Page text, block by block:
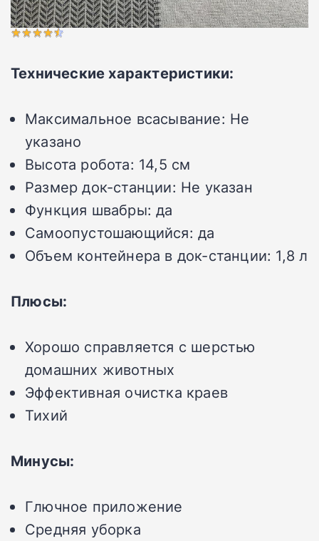
Технические характеристики:
Максимальное всасывание: Не
указано
Высота робота: 14,5 см
Размер док-станции: Не указан
Функция швабры: да
Самоопустошающийся: да
Объем контейнера в док-станции: 1,8 л
Плюсы:
Хорошо справляется с шерстью
домашних животных
Эффективная очистка краев
Тихий
Минусы:
Глючное приложение
Средняя уборка